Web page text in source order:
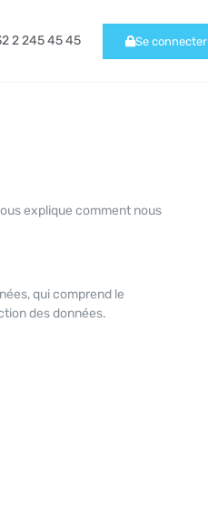
2 245 45 45 Se connecter
explique comment nous
qui comprend le
des données.